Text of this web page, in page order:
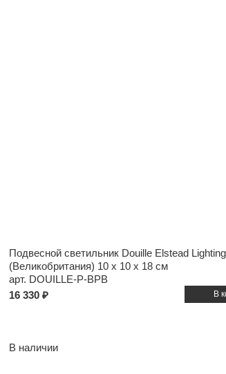
Подвесной светильник Douille Elstead Lighting
(Великобритания) 10 x 10 x 18 см
арт. DOUILLE-P-BPB
16 330 ₽
В наличии